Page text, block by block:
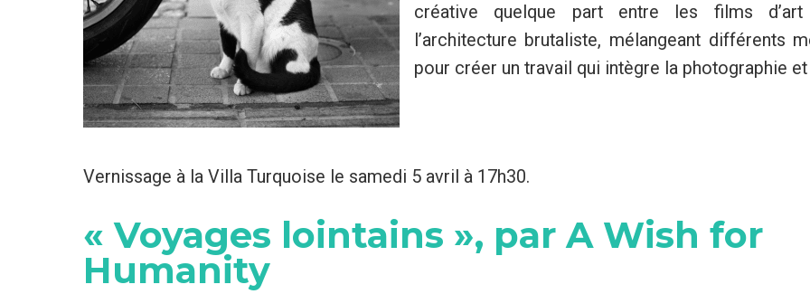
créative quelque part entre les films
l’architecture brutaliste, mélangeant différents
pour créer un travail qui intègre la photographie
Vernissage à la Villa Turquoise le samedi 5 avril à 17h30.
« Voyages lointains », par A Wish for
Humanity